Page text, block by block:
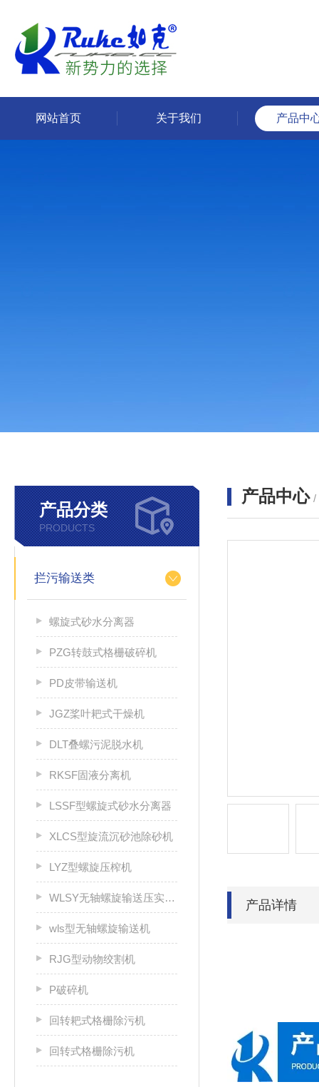
网站首页 关于我们 产品中
产品分类
PRODUCTS
拦污输送类
螺旋式砂水分离器
PZG转鼓式格栅破碎机
PD皮带输送机
JGZ桨叶耙式干燥机
DLT叠螺污泥脱水机
RKSF固液分离机
LSSF型螺旋式砂水分离器
XLCS型旋流沉砂池除砂机
LYZ型螺旋压榨机
WLSY无轴螺旋输送压实一体机
wls型无轴螺旋输送机
RJG型动物绞割机
P破碎机
回转耙式格栅除污机
回转式格栅除污机
产品中心 /
产品详情